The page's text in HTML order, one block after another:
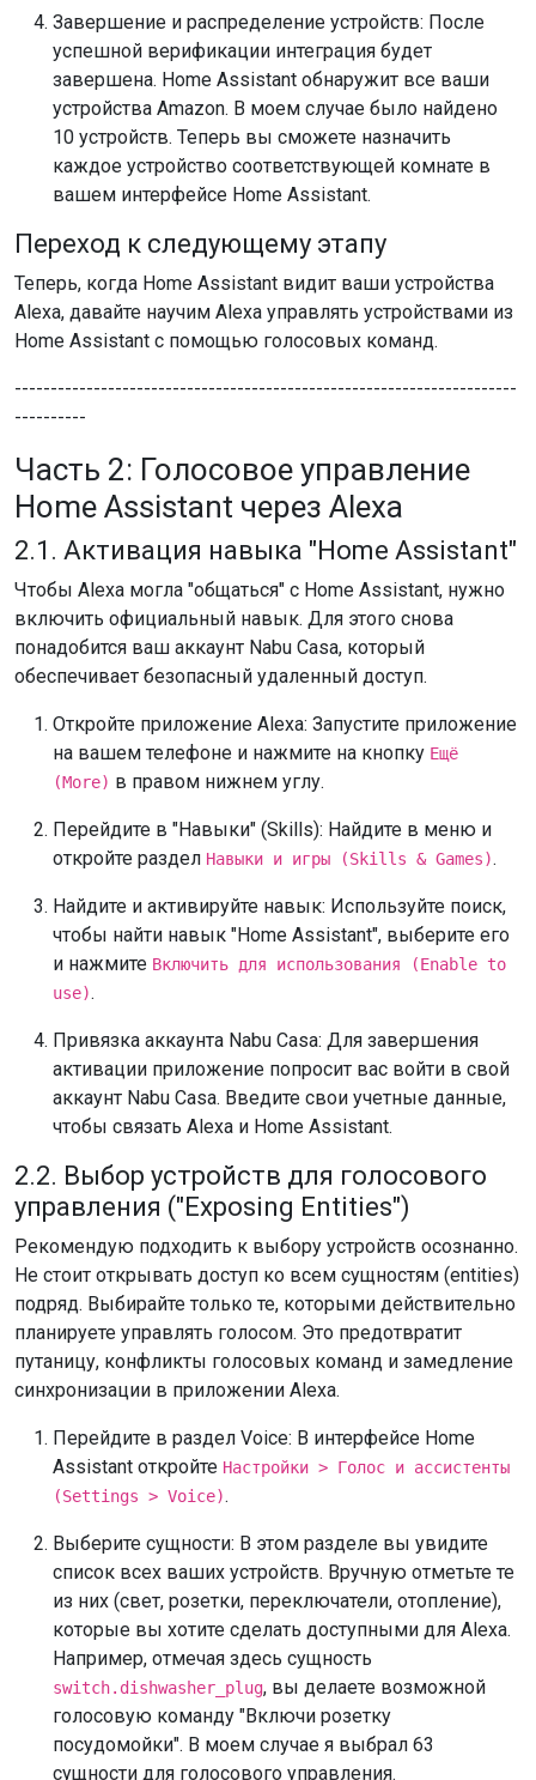
Завершение и распределение устройств: После
успешной верификации интеграция будет
завершена. Home Assistant обнаружит все ваши
устройства Amazon. В моем случае было найдено
10 устройств. Теперь вы сможете назначить
каждое устройство соответствующей комнате в
вашем интерфейсе Home Assistant.
Переход к следующему этапу
Теперь, когда Home Assistant видит ваши устройства
Alexa, давайте научим Alexa управлять устройствами из
Home Assistant с помощью голосовых команд.
----------------------------------------------------------------------
----------
Часть 2: Голосовое управление
Home Assistant через Alexa
2.1. Активация навыка "Home Assistant"
Чтобы Alexa могла "общаться" с Home Assistant, нужно
включить официальный навык. Для этого снова
понадобится ваш аккаунт Nabu Casa, который
обеспечивает безопасный удаленный доступ.
Откройте приложение Alexa: Запустите приложение
на вашем телефоне и нажмите на кнопку Ещё
(More) в правом нижнем углу.
Перейдите в "Навыки" (Skills): Найдите в меню и
откройте раздел Навыки и игры (Skills & Games).
Найдите и активируйте навык: Используйте поиск,
чтобы найти навык "Home Assistant", выберите его
и нажмите Включить для использования (Enable to
use).
Привязка аккаунта Nabu Casa: Для завершения
активации приложение попросит вас войти в свой
аккаунт Nabu Casa. Введите свои учетные данные,
чтобы связать Alexa и Home Assistant.
2.2. Выбор устройств для голосового
управления ("Exposing Entities")
Рекомендую подходить к выбору устройств осознанно.
Не стоит открывать доступ ко всем сущностям (entities)
подряд. Выбирайте только те, которыми действительно
планируете управлять голосом. Это предотвратит
путаницу, конфликты голосовых команд и замедление
синхронизации в приложении Alexa.
Перейдите в раздел Voice: В интерфейсе Home
Assistant откройте Настройки > Голос и ассистенты
(Settings > Voice).
Выберите сущности: В этом разделе вы увидите
список всех ваших устройств. Вручную отметьте те
из них (свет, розетки, переключатели, отопление),
которые вы хотите сделать доступными для Alexa.
Например, отмечая здесь сущность
switch.dishwasher_plug, вы делаете возможной
голосовую команду "Включи розетку
посудомойки". В моем случае я выбрал 63
сущности для голосового управления.